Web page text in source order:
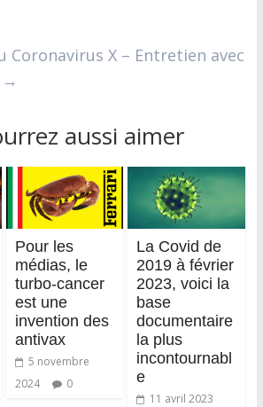
Coronavirus X – Entretien avec
→
aussi aimer
Pour les
médias, le
turbo-cancer
est une
invention des
antivax
5 novembre
2024
0
La Covid de
2019 à février
2023, voici la
base
documentaire
la plus
incontournabl
e
11 avril 2023